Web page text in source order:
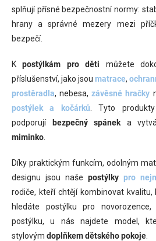
splňují přísné bezpečnostní normy:
hrany a správné mezery mezi
bezpečí.
Kpostýlkám pro děti můžete
příslušenství, jako jsou matrace,
prostěradla, nebesa,závěsné hračky
postýlek a kočárků . Tyto
podporují
bezpečný spánek a
miminko
Díky praktickým funkcím, odolným
designu jsou naše postýlky pro
rodiče, kteří chtějí kombinovat
hledáte postýlku pro
postýlku, u nás najdete model,
stylovým doplňkem dětského pokoje